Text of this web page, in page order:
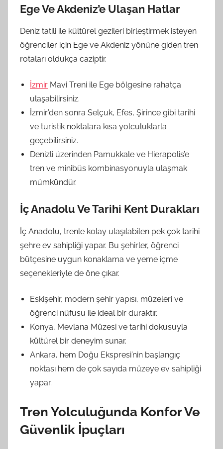
Ege Ve Akdeniz’e Ulaşan Hatlar
Deniz tatili ile kültürel gezileri birleştirmek isteyen
öğrenciler için Ege ve Akdeniz yönüne giden tren
rotaları oldukça caziptir.
İzmir Mavi Treni ile Ege bölgesine rahatça
ulaşabilirsiniz.
İzmir’den sonra Selçuk, Efes, Şirince gibi tarihi
ve turistik noktalara kısa yolculuklarla
geçebilirsiniz.
Denizli üzerinden Pamukkale ve Hierapolis’e
tren ve minibüs kombinasyonuyla ulaşmak
mümkündür.
İç Anadolu Ve Tarihi Kent Durakları
İç Anadolu, trenle kolay ulaşılabilen pek çok tarihi
şehre ev sahipliği yapar. Bu şehirler, öğrenci
bütçesine uygun konaklama ve yeme içme
seçenekleriyle de öne çıkar.
Eskişehir, modern şehir yapısı, müzeleri ve
öğrenci nüfusu ile ideal bir duraktır.
Konya, Mevlana Müzesi ve tarihi dokusuyla
kültürel bir deneyim sunar.
Ankara, hem Doğu Ekspresi’nin başlangıç
noktası hem de çok sayıda müzeye ev sahipliği
yapar.
Tren Yolculuğunda Konfor Ve
Güvenlik İpuçları